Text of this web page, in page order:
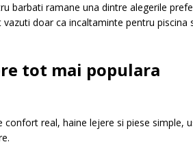
barbati ramane una dintre alegerile
doar ca incaltaminte pentru piscina
tot mai populara
real, haine lejere si piese simple,